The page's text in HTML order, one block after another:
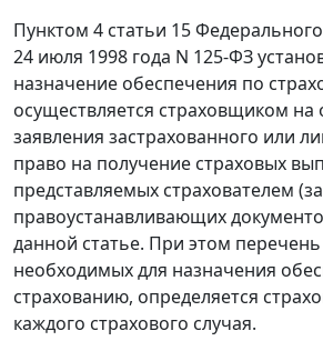
Пунктом 4 статьи 15
24 июля 1998 года N 125-ФЗ
назначение обеспечения по
осуществляется страховщиком на
заявления застрахованного или
право на получение страховых
представляемых страхователем
правоустанавливающих
данной статье. При этом
необходимых для назначения
страхованию, определяется
каждого страхового случая.